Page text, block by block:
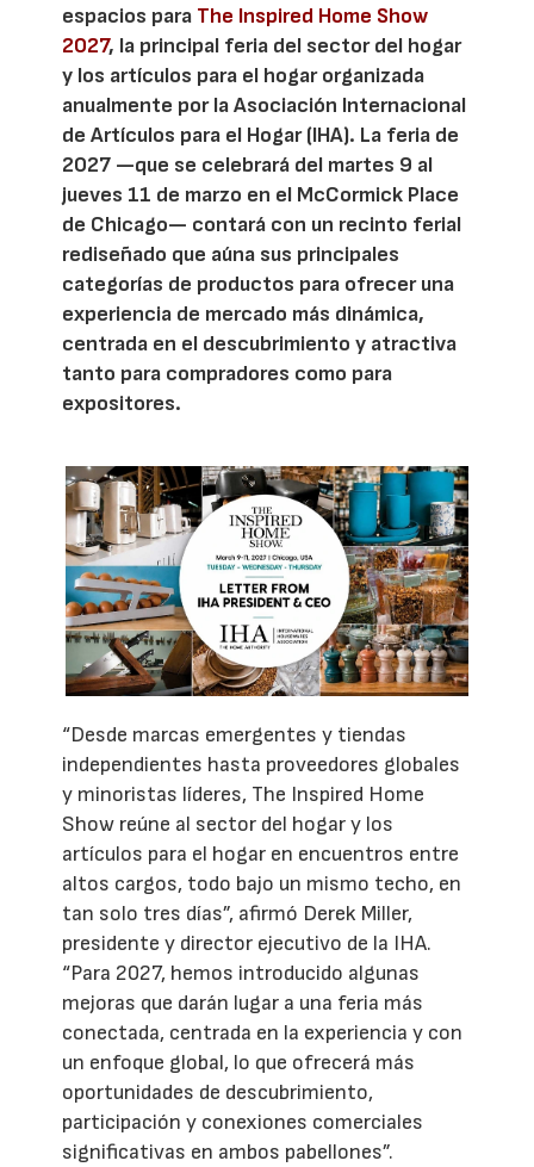
espacios para The Inspired Home Show
2027, la principal feria del sector del hogar
y los artículos para el hogar organizada
anualmente por la Asociación Internacional
de Artículos para el Hogar (IHA). La feria de
2027 —que se celebrará del martes 9 al
jueves 11 de marzo en el McCormick Place
de Chicago— contará con un recinto ferial
rediseñado que aúna sus principales
categorías de productos para ofrecer una
experiencia de mercado más dinámica,
centrada en el descubrimiento y atractiva
tanto para compradores como para
expositores.
“Desde marcas emergentes y tiendas
independientes hasta proveedores globales
y minoristas líderes, The Inspired Home
Show reúne al sector del hogar y los
artículos para el hogar en encuentros entre
altos cargos, todo bajo un mismo techo, en
tan solo tres días”, afirmó Derek Miller,
presidente y director ejecutivo de la IHA.
“Para 2027, hemos introducido algunas
mejoras que darán lugar a una feria más
conectada, centrada en la experiencia y con
un enfoque global, lo que ofrecerá más
oportunidades de descubrimiento,
participación y conexiones comerciales
significativas en ambos pabellones”.